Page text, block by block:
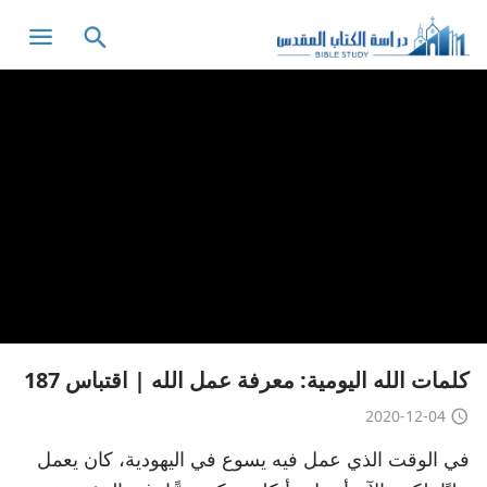
كلمات الله اليومية: معرفة عمل الله | اقتباس 187
2020-12-04
في الوقت الذي عمل فيه يسوع في اليهودية، كان يعمل